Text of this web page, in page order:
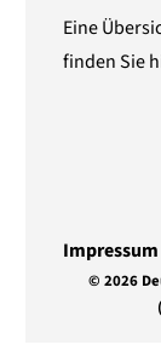
Eine
finden Sie
Impressum
© 2026